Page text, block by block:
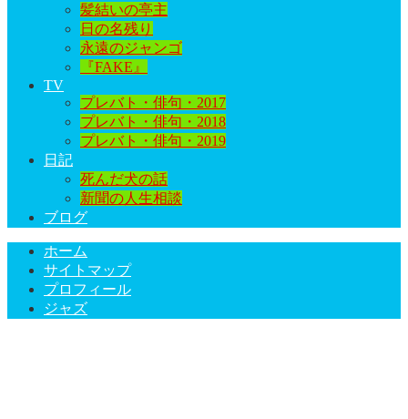
髪結いの亭主
日の名残り
永遠のジャンゴ
『FAKE』
TV
プレバト・俳句・2017
プレバト・俳句・2018
プレバト・俳句・2019
日記
死んだ犬の話
新聞の人生相談
ブログ
ホーム
サイトマップ
プロフィール
ジャズ